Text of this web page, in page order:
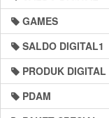
GAMES
SALDO DIGITAL1
PRODUK DIGITAL
PDAM